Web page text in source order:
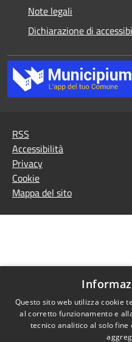
Note legali
Dichiarazione di
RSS
Accessibilità
Privacy
Cookie
Mappa del sito
Questo sito web utilizza cookie
al corretto funzionamento e
tecnico analitico al solo